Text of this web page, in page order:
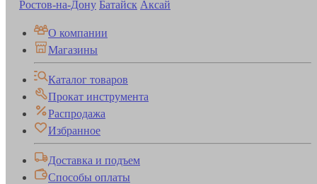
Ростов-на-Дону Батайск Аксай
О компании
Магазины
Каталог товаров
Прокат инструмента
Распродажа
Избранное
Доставка и подъем
Способы оплаты